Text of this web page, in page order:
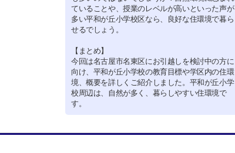
ていることや、授業のレベルが高いといった声が
多い平和が丘小学校区なら、良好な住環境で暮ら
せるでしょう。
【まとめ】
今回は名古屋市名東区にお引越しを検討中の方に
向け、平和が丘小学校の教育目標や学区内の住環
境、概要を詳しくご紹介しました。平和が丘小学
校周辺は、自然が多く、暮らしやすい住環境で
す。